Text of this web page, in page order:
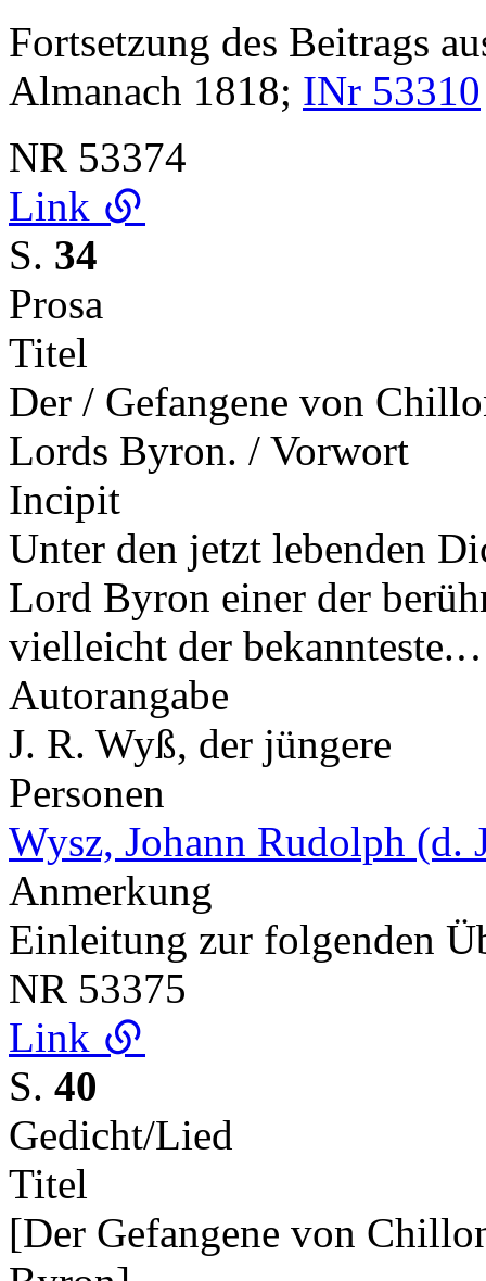
Fortsetzung des Beitrags
Almanach 1818; INr 53310
NR 53374
Link
S. 34
Prosa
Titel
Der / Gefangene von
Lords Byron. / Vorwort
Incipit
Unter den jetzt lebenden
Lord Byron einer der
vielleicht der
Autorangabe
J. R. Wyß, der jüngere
Personen
Wysz, Johann Rudolph (d.
Anmerkung
Einleitung zur folgenden
NR 53375
Link
S. 40
Gedicht/Lied
Titel
[Der Gefangene von